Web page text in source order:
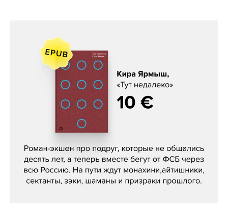
Кира Ярмыш, «Тут недалеко»